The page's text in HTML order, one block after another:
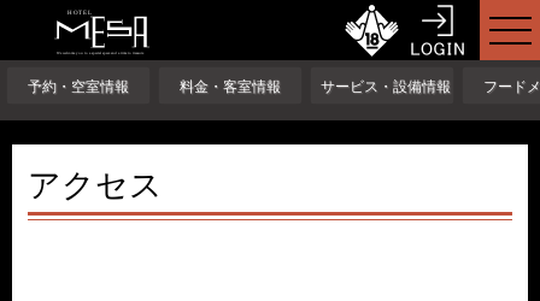
予約・空室情報 料金・客室情報 サービス・設備情報 フード
アクセス